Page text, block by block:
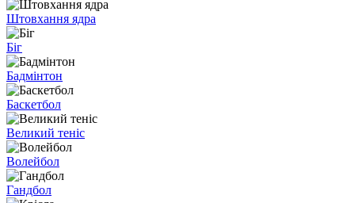
Штовхання ядра
Біг
Бадмінтон
Баскетбол
Великий теніс
Волейбол
Гандбол